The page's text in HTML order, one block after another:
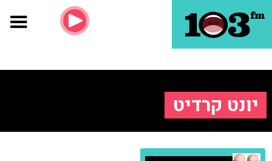
יונט קרדיט